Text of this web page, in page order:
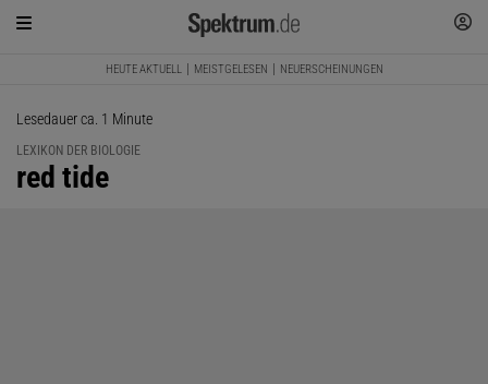
HEUTE AKTUELL MEISTGELESEN NEUERSCHEINUNGEN
Lesedauer ca. 1 Minute
LEXIKON DER BIOLOGIE
:
red tide